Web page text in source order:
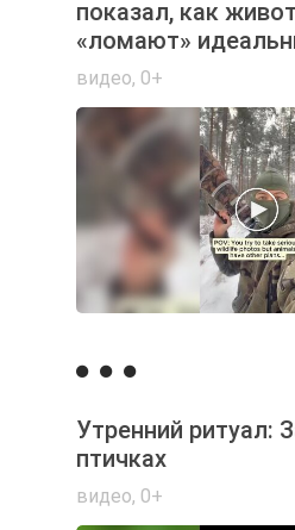
показал, как
«ломают»
видео, 0+
Утренний ритуал:
птичках
видео, 0+